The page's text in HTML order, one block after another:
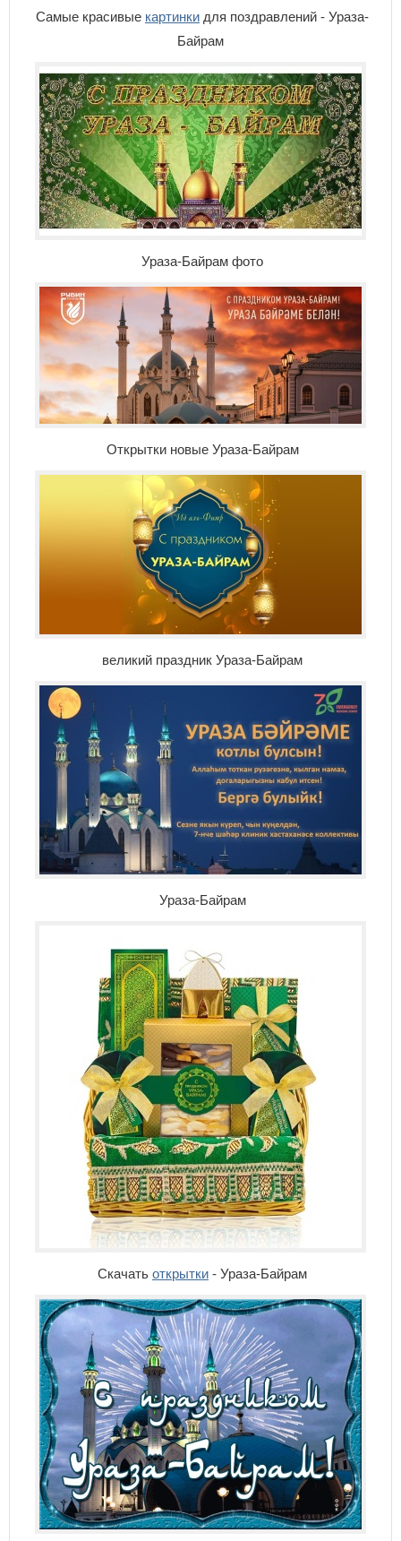
Самые красивые картинки для поздравлений - Ураза-
Байрам
Ураза-Байрам фото
Открытки новые Ураза-Байрам
великий праздник Ураза-Байрам
Ураза-Байрам
Скачать открытки - Ураза-Байрам